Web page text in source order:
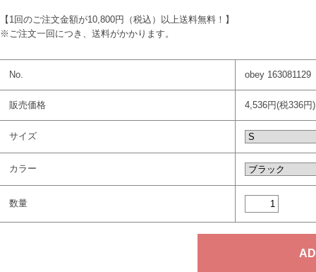
【1回のご注文金額が10,800円（税込）以上送料無料！】
※ご注文一回につき、送料がかかります。
No. obey 163081129
販売価格 4,536円(税336円)
サイズ
カラー
数量